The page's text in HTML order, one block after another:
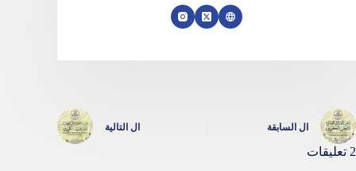
ال السابقة ال التالية
2 تعليقات